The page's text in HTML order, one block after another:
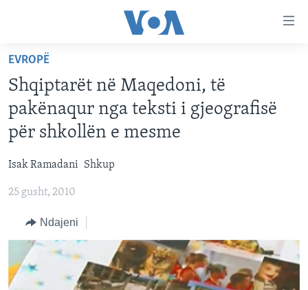
faqen
kryesore
tek
faqja
Kalo
tek
FAQJA KRYESORE
KATEGORITË
AMERIKA
BOTA
MJEDISI
KULTURË
SHKENCË DHE TEKNOLOGJI
DITARI
Learning English
FOLLOW US
Gjuhët
EVROPË
Shqiptarët në Maqedoni, të
pakënaqur nga teksti i gjeografisë
për shkollën e mesme
Isak Ramadani Shkup
25 gusht, 2010
Ndajeni